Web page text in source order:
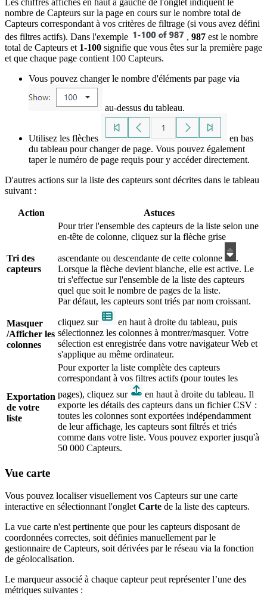
Les chiffres affichés en haut à gauche de l'onglet indiquent le
nombre de Capteurs sur la page en cours sur le nombre total de
Capteurs correspondant à vos critères de filtrage (si vous avez défini
des filtres actifs). Dans l'exemple
, 987 est le nombre
total de Capteurs et 1-100 signifie que vous êtes sur la première page
et que chaque page contient 100 Capteurs.
Vous pouvez changer le nombre d'éléments par page via
au-dessus du tableau.
Utilisez les flèches
en bas
du tableau pour changer de page. Vous pouvez également
taper le numéro de page requis pour y accéder directement.
D'autres actions sur la liste des capteurs sont décrites dans le tableau
suivant :
Action Astuces
Tri des
capteurs
Pour trier l'ensemble des capteurs de la liste selon une
en-tête de colonne, cliquez sur la flèche grise
ascendante ou descendante de cette colonne
.
Lorsque la flèche devient blanche, elle est active. Le
tri s'effectue sur l'ensemble de la liste des capteurs
quel que soit le nombre de pages de la liste.
Par défaut, les capteurs sont triés par nom croissant.
Masquer
/Afficher les
colonnes
cliquez sur
en haut à droite du tableau, puis
sélectionnez les colonnes à montrer/masquer. Votre
sélection est enregistrée dans votre navigateur Web et
s'applique au même ordinateur.
Exportation
de votre
liste
Pour exporter la liste complète des capteurs
correspondant à vos filtres actifs (pour toutes les
pages), cliquez sur
en haut à droite du tableau. Il
exporte les détails des capteurs dans un fichier CSV :
toutes les colonnes sont exportées indépendamment
de leur affichage, les capteurs sont filtrés et triés
comme dans votre liste. Vous pouvez exporter jusqu'à
50 000 Capteurs.
Vue carte
Vous pouvez localiser visuellement vos Capteurs sur une carte
interactive en sélectionnant l'ongletCarte de la liste des capteurs.
La vue carte n'est pertinente que pour les capteurs disposant de
coordonnées correctes, soit définies manuellement par le
gestionnaire de Capteurs, soit dérivées par le réseau via la fonction
de géolocalisation.
Le marqueur associé à chaque capteur peut représenter l’une des
métriques suivantes :